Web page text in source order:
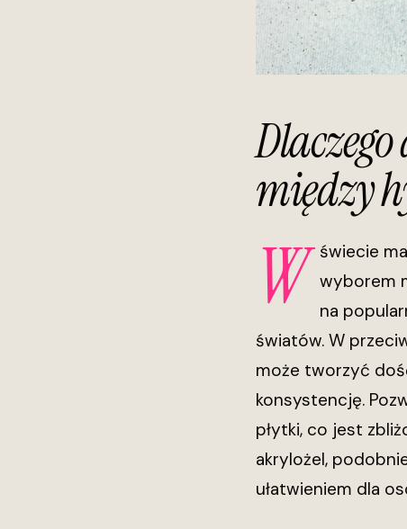
między
W
świecie
wyborem
na
światów. W
może tworzyć
konsystencję.
płytki, co jest
akrylożel,
ułatwieniem dla